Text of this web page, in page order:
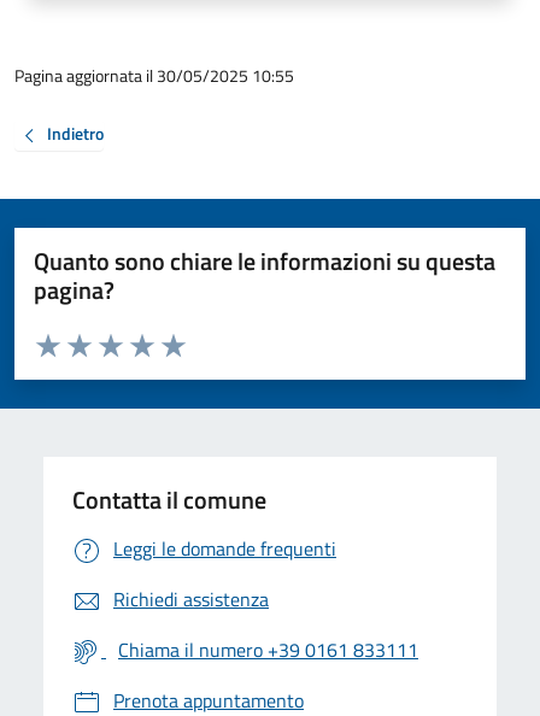
Pagina aggiornata il 30/05/2025 10:55
Indietro
Quanto sono chiare le informazioni su questa
pagina?
Valuta da 1 a 5 stelle la pagina
Valuta 5 stelle su 5
Valuta 4 stelle su 5
Valuta 3 stelle su 5
Valuta 2 stelle su 5
Valuta 1 stelle su 5
Contatta il comune
Leggi le domande frequenti
Richiedi assistenza
Chiama il numero +39 0161 833111
Prenota appuntamento